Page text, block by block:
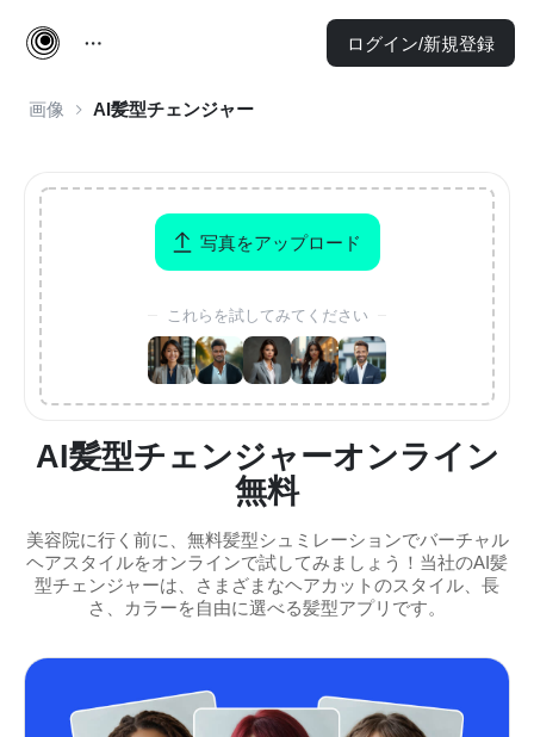
ログイン/新規登録
画像 AI髪型チェンジャー
AI髪型チェンジャーオンライン
無料
美容院に行く前に、無料髪型シュミレーションでバーチャル
ヘアスタイルをオンラインで試してみましょう！当社のAI髪
型チェンジャーは、さまざまなヘアカットのスタイル、長
さ、カラーを自由に選べる髪型アプリです。
写真をアップロード
これらを試してみてください